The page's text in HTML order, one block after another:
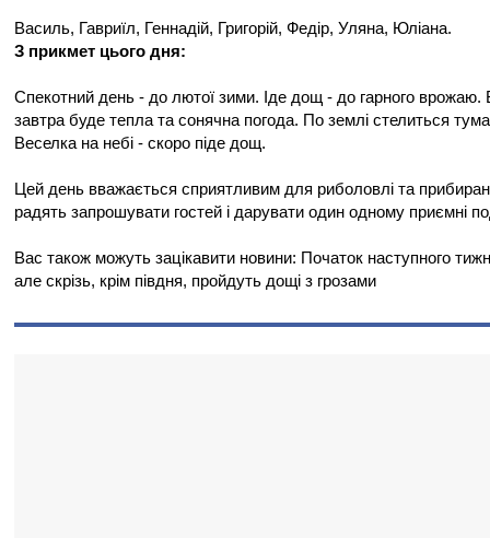
Василь, Гавриїл, Геннадій, Григорій, Федір, Уляна, Юліана.
З прикмет цього дня:
Спекотний день - до лютої зими. Іде дощ - до гарного врожаю.
завтра буде тепла та сонячна погода. По землі стелиться
Веселка на небі - скоро піде дощ.
Цей день вважається сприятливим для риболовлі та
радять запрошувати гостей і дарувати один одному приємні
Вас також можуть зацікавити новини: Початок наступного
але скрізь, крім півдня, пройдуть дощі з грозами